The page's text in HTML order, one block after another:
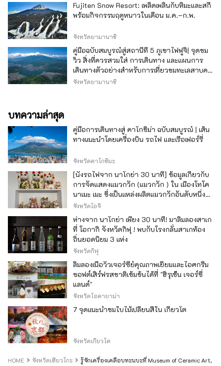
Fujiten Snow Resort: เพลิดเพลินกับหิมะและสกี
พร้อมกิจกรรมฤดูหนาวในเดือน ม.ค.–ก.พ.
จังหวัดยามานาชิ
คู่มือฉบับสมบูรณ์สู่สถานีที่ 5 ภูเขาไฟฟูจิ| จุดชม
วิว สิ่งที่ควรสวมใส่ การเดินทาง และแผนการ
เดินทางตัวอย่างสำหรับการเที่ยวชมทะเลสาบคา
วากุจิ
จังหวัดยามานาชิ
บทความล่าสุด
คู่มือการเดินทางสู่ คาโกชิม่า ฉบับสมบูรณ์ | เส้น
ทางแนะนำโดยเครื่องบิน รถไฟ และเรือเฟอร์รี่
จังหวัดคาโกชิมะ
[นั่งรถไฟจาก นาโกย่า 30 นาที] ข้อมูลเกี่ยวกับ
การจัดแสดงแมวกวัก (แมวกวัก ) ใน เมืองโทโค
นาเมะ เมะ ซึ่งเป็นแหล่งผลิตแมวกวักอันดับหนึ่ง
ของญี่ปุ่น
จังหวัดไอจิ
ห่างจาก นาโกย่า เพียง 30 นาที! มาลิ้มลองสาเก
ที่ โอกากิ จังหวัดกิฟุ ! พบกับโรงกลั่นสาเกท้อง
ถิ่นยอดนิยม 3 แห่ง
จังหวัดกิฟุ
ลิ้มลองเนื้อวัวเจอร์ซีย์คุณภาพเยี่ยมและไอศกรีม
ซอฟต์เสิร์ฟรสชาติเข้มข้นได้ที่ "ฮิรุเซ็น เจอร์ซี่
แลนด์"
จังหวัดโอคายาม่า
7 จุดแนะนำชมใบไม้เปลี่ยนสีใน เกียวโต
จังหวัดเกียวโต
HOME จังหวัดเฮียวโกะ รู้จักเครื่องเคลือบทะนบะที่ Museum of Ceramic Art,